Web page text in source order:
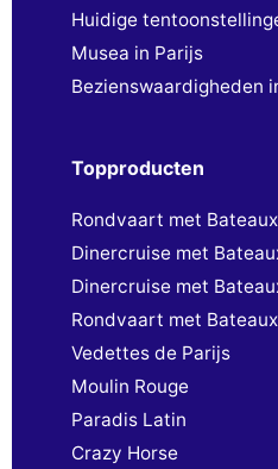
Huidige
Musea in Parijs
Bezienswaardigheden
Topproducten
Rondvaart met
Dinercruise met
Dinercruise met
Rondvaart met
Vedettes de Parijs
Moulin Rouge
Paradis Latin
Crazy Horse